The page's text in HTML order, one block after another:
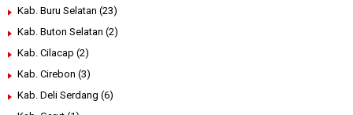
Kab. Buru Selatan (23)
Kab. Buton Selatan (2)
Kab. Cilacap (2)
Kab. Cirebon (3)
Kab. Deli Serdang (6)